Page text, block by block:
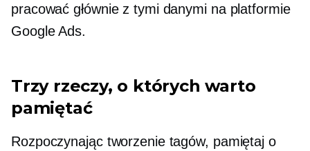
pracować głównie z tymi danymi na platformie
Google Ads.
Trzy rzeczy, o których warto
pamiętać
Rozpoczynając tworzenie tagów, pamiętaj o